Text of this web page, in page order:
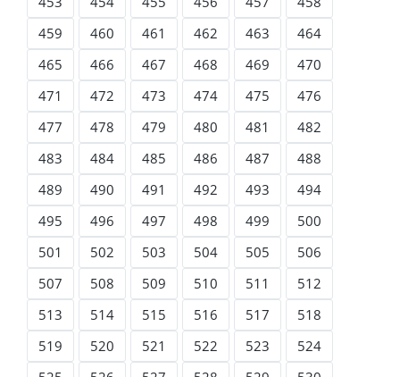
459
460 461 462 463
464
465
466 467 468 469
470
471
472 473 474 475
476
477
478 479 480 481
482
483
484 485 486 487
488
489
490 491 492 493
494
495
496 497 498 499
500
501
502 503 504 505
506
507
508 509 510 511
512
513
514 515 516 517
518
519
520 521 522 523
524